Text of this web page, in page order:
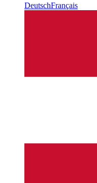
DeutschFrançais